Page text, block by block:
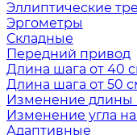
Эллиптические
Эргометры
Складные
Передний привод
Длина шага от 40
Длина шага от 50
Изменение длины
Изменение угла
Адаптивные